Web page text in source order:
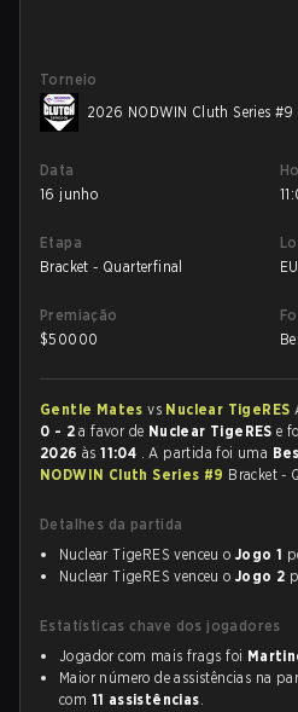
Torneio
2026 NODWIN Cluth Series #9
Data
16 junho
Etapa
Bracket - Quarterfinal
EU
Premiação
$50000
Gentle Matesvs Nuclear TigeRES
0 - 2 a favor de Nuclear TigeRESe
2026 às11:04 . A partida foi uma
NODWIN Cluth Series #9 Bracket -
Detalhes da partida
Nuclear TigeRES venceu o Jogo 1
Nuclear TigeRES venceu o Jogo 2
Estatísticas chave dos jogadores
Jogador com mais frags foi
Maior número de assistências na
com 11 assistências.